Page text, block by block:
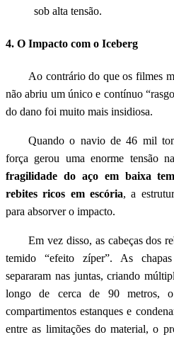
sob alta tensão.
4. O Impacto com o Iceberg
Ao contrário do que os filmes
não abriu um único e contínuo
do dano foi muito mais insidiosa.
Quando o navio de 46 mil
força gerou uma enorme tensão
fragilidade do aço em baixa
rebites ricos em escória, a
para absorver o impacto.
Em vez disso, as cabeças dos
temido “efeito zíper”. As
separaram nas juntas, criando
longo de cerca de 90 metros,
compartimentos estanques e
entre as limitações do material, o